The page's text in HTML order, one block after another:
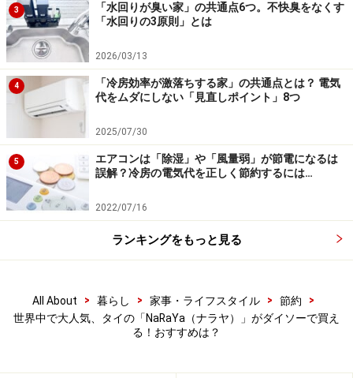
こちらはコスメポーチと同じストライプのデザインです
が、ほかにも様々なデザインのバニティタイプのポーチ
があります。コスメ収納にはもちろん、その他の小物を
入れるのにもちょうど良いサイズ。多用途に使えます。
・バニティポーチ Mサイズ／サイズ：16cm×11cm×9cm
／800円（税別）
3
「水回りが臭い家」の共通点6つ。不快臭をなくす
「水回りの3原則」とは
2026/03/13
4
「冷房効率が激落ちする家」の共通点とは？ 電気
代をムダにしない「見直しポイント」8つ
2025/07/30
5
エアコンは「除湿」や「風量弱」が節電になるは
誤解？冷房の電気代を正しく節約するには…
2022/07/16
ランキングをもっと見る
All About > 暮らし > 家事・ライフスタイル > 節約
>
世界中で大人気、タイの「NaRaYa（ナラヤ）」がダイソーで買え
る！おすすめは？